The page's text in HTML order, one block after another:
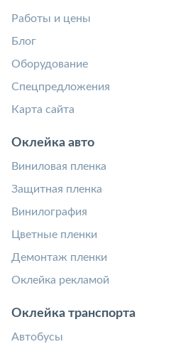
Работы и цены
Блог
Оборудование
Спецпредложения
Карта сайта
Оклейка авто
Виниловая пленка
Защитная пленка
Винилография
Цветные пленки
Демонтаж пленки
Оклейка рекламой
Оклейка транспорта
Автобусы